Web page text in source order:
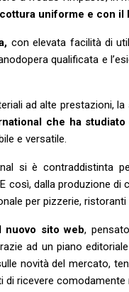
uniforme e con
con elevata facilità di
qualificata e
ad alte prestazioni,
che ha
e versatile.
si è contraddistinta
così, dalla produzione
per pizzerie,
nuovo sito web,
ad un piano
novità del mercato,
ricevere